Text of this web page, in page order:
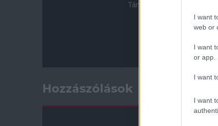
I want
web or
I want
or app.
I want
I want
Támogasd adományoddal a
Hozzászólások